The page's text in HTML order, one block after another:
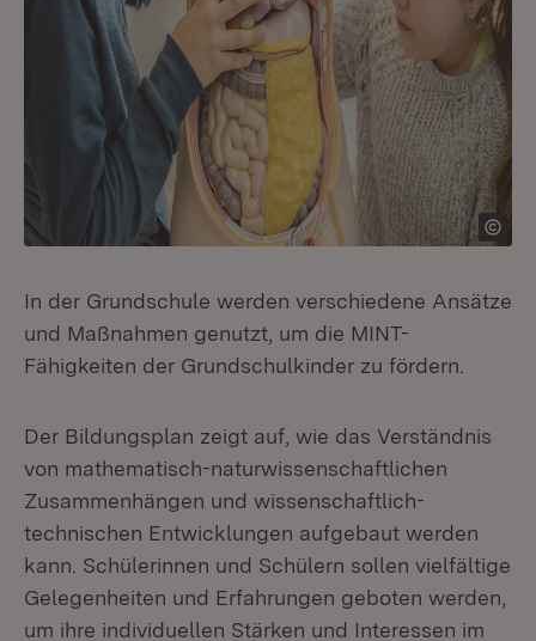
In der Grundschule werden verschiedene Ansätze
und Maßnahmen genutzt, um die MINT-
Fähigkeiten der Grundschulkinder zu fördern.
Der Bildungsplan zeigt auf, wie das Verständnis
von mathematisch-naturwissenschaftlichen
Zusammenhängen und wissenschaftlich-
technischen Entwicklungen aufgebaut werden
kann. Schülerinnen und Schülern sollen vielfältige
Gelegenheiten und Erfahrungen geboten werden,
um ihre individuellen Stärken und Interessen im